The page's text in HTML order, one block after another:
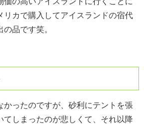
リカで購入してアイスランドの宿代
品です笑。
かったのですが、砂利にテントを張
てしまったのが悲しくて、それ以降